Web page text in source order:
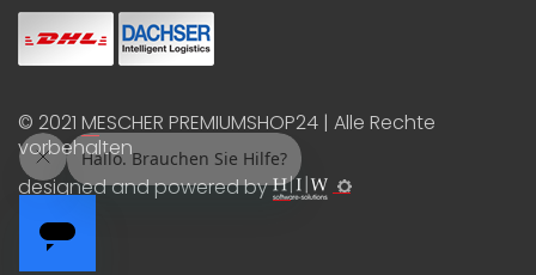
© 2021 MESCHER PREMIUMSHOP24 | Alle Rechte
vorbehalten
designed and powered by